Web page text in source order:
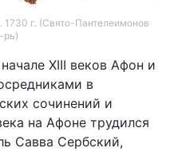
г. (Свято-Пантелеимонов
рь)
XIII веков Афон и
в
сочинений и
на Афоне трудился
Савва Сербский,